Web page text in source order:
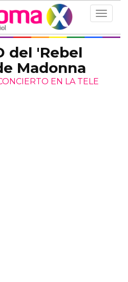
Toggle
del 'Rebel
Madonna
EN LA TELE